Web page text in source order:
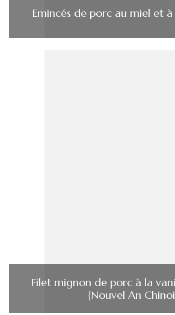
Emincés de porc au miel et à
Filet mignon de porc à la
{Nouvel An